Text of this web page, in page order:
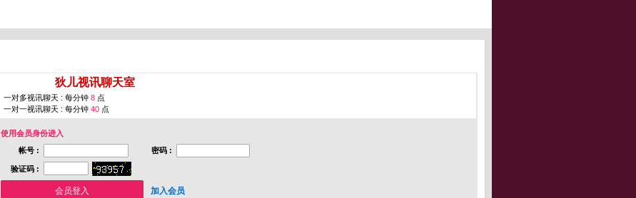
狄儿视讯聊天室
一对多视讯聊天 : 每分钟 8 点
一对一视讯聊天 : 每分钟 40 点
使用会员身份进入
帐号 :
密码 :
验证码 :
加入会员